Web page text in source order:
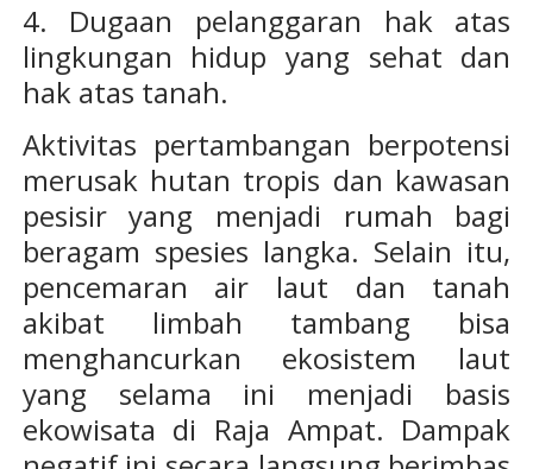
4. Dugaan pelanggaran hak atas
lingkungan hidup yang sehat dan
hak atas tanah.
Aktivitas pertambangan berpotensi
merusak hutan tropis dan kawasan
pesisir yang menjadi rumah bagi
beragam spesies langka. Selain itu,
pencemaran air laut dan tanah
akibat limbah tambang bisa
menghancurkan ekosistem laut
yang selama ini menjadi basis
ekowisata di Raja Ampat. Dampak